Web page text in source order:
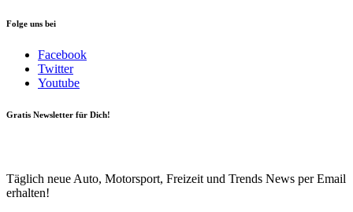
Folge uns bei
Facebook
Twitter
Youtube
Gratis Newsletter für Dich!
Täglich neue Auto, Motorsport, Freizeit und Trends News per Email
erhalten!